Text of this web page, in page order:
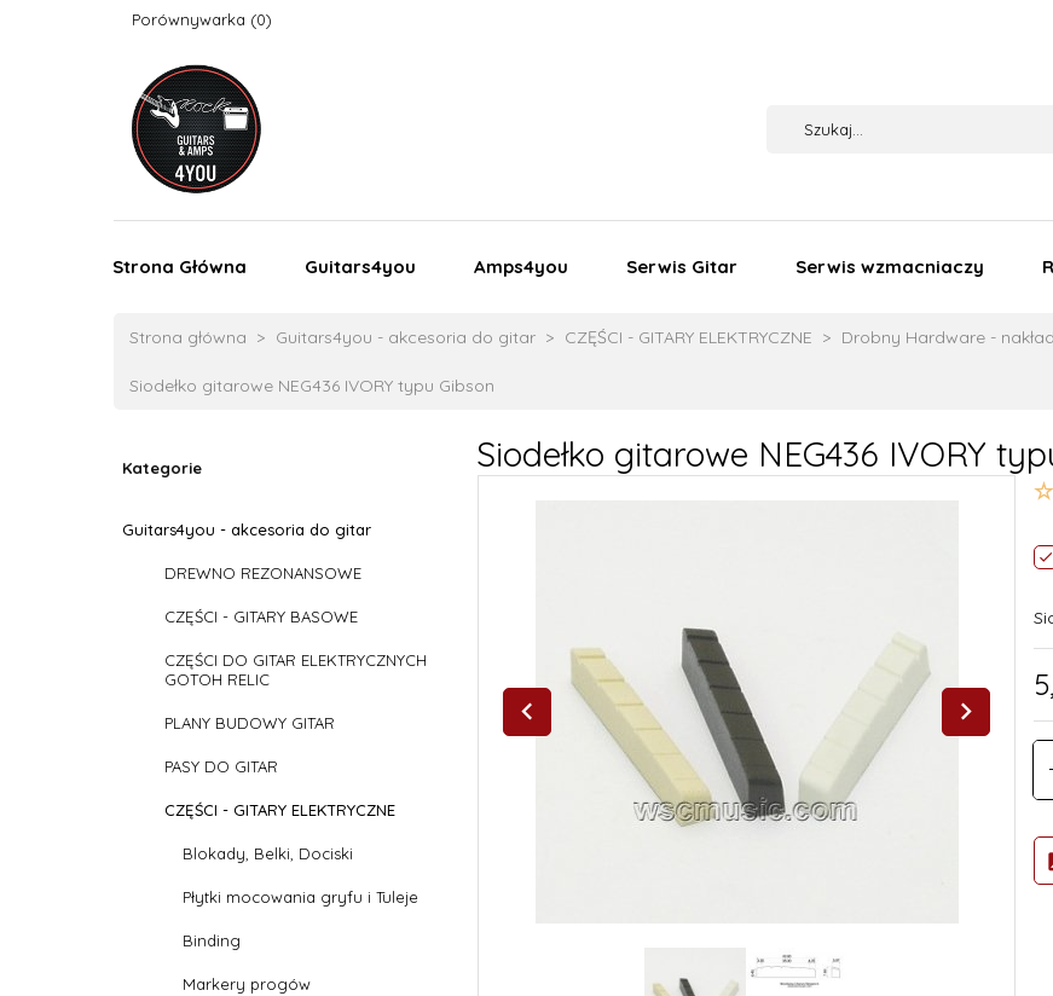
Porównywarka
Strona Główna Guitars4you Amps4you Serwis Gitar Serwis wzmacniaczy
Strona główna Guitars4you - akcesoria do gitar CZĘŚCI - GITARY ELEKTRYCZNE Drobny Hardware -
Siodełko gitarowe NEG436 IVORY typu Gibson
Kategorie
Guitars4you - akcesoria do gitar
DREWNO REZONANSOWE
CZĘŚCI - GITARY BASOWE
CZĘŚCI DO GITAR ELEKTRYCZNYCH
GOTOH RELIC
PLANY BUDOWY GITAR
PASY DO GITAR
CZĘŚCI - GITARY ELEKTRYCZNE
Blokady, Belki, Dociski
Płytki mocowania gryfu i Tuleje
Binding
Markery progów
Siodełko gitarowe NEG436 IVORY
5,